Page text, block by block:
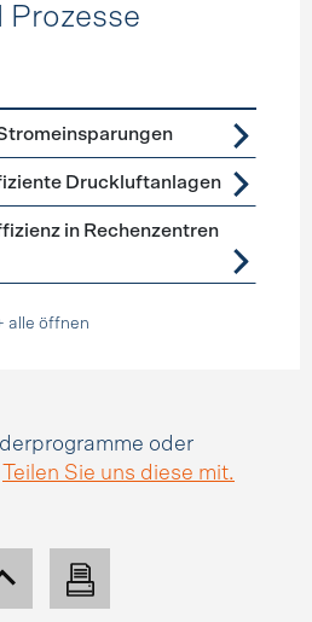
Prozesse
und Prozesse
Druckluftanlagen
in Rechenzentren
alle öffnen
oder
Teilen Sie uns diese mit.